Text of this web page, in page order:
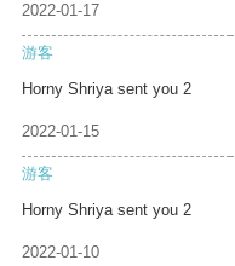
2022-01-17
游客
Horny Shriya sent you 2
2022-01-15
游客
Horny Shriya sent you 2
2022-01-10